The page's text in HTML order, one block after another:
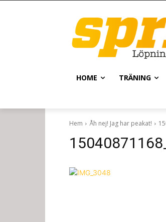
HOME TRÄNING
Hem Åh nej! Jag har peakat!